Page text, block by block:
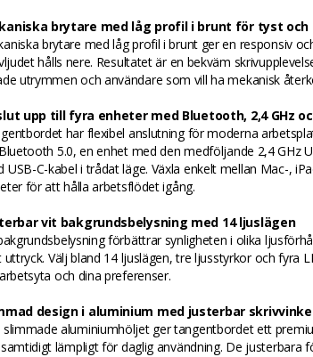
brytare med låg profil i brunt för tyst
brytare med låg profil i brunt ger en responsiv
hålls nere. Resultatet är en bekväm
utrymmen och användare som vill ha mekanisk
upp till fyra enheter med Bluetooth, 2,4 GHz
har flexibel anslutning för moderna
5.0, en enhet med den medföljande 2,4 GHz
USB-C-kabel i trådat läge. Växla enkelt mellan Mac-,
för att hålla arbetsflödet igång.
vit bakgrundsbelysning med 14 ljuslägen
förbättrar synligheten i olika
uttryck. Välj bland 14 ljuslägen, tre ljusstyrkor och fyra
och dina preferenser.
design i aluminium med justerbar
slimmade aluminiumhöljet ger tangentbordet ett
lämpligt för daglig användning. De justerbara